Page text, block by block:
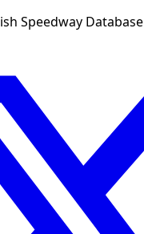
Speedway Database